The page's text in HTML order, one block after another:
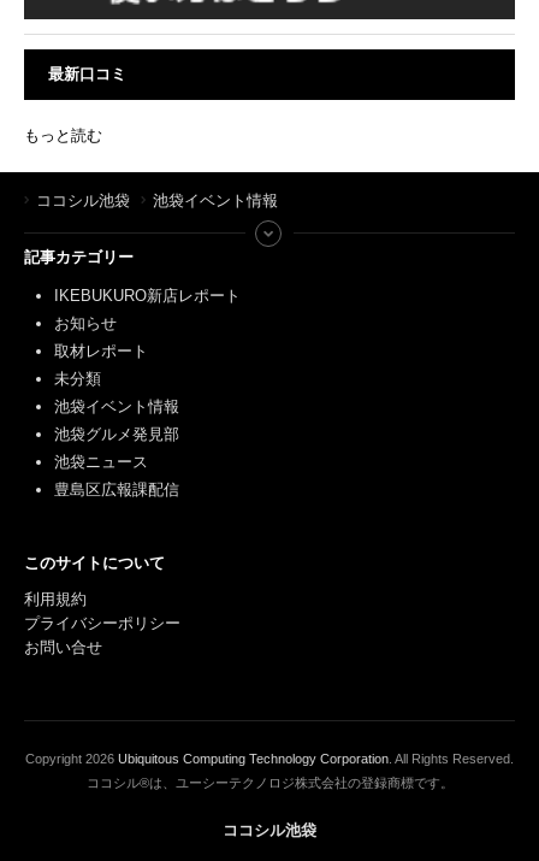
最新口コミ
もっと読む
ココシル池袋 池袋イベント情報
記事カテゴリー
IKEBUKURO新店レポート
お知らせ
取材レポート
未分類
池袋イベント情報
池袋グルメ発見部
池袋ニュース
豊島区広報課配信
このサイトについて
利用規約
プライバシーポリシー
お問い合せ
Copyright 2026 Ubiquitous Computing Technology Corporation . All Rights Reserved.
ココシル®は、ユーシーテクノロジ株式会社の登録商標です。
ココシル池袋